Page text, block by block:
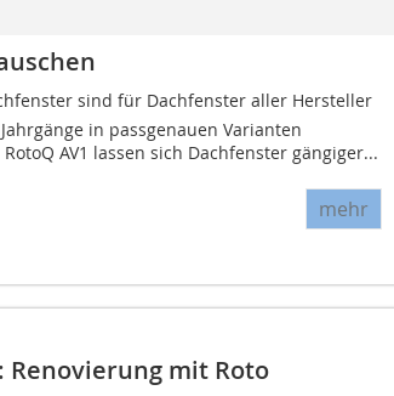
sind für Dachfenster aller Hersteller
in passgenauen Varianten
AV1 lassen sich Dachfenster gängiger...
mehr
mit Roto